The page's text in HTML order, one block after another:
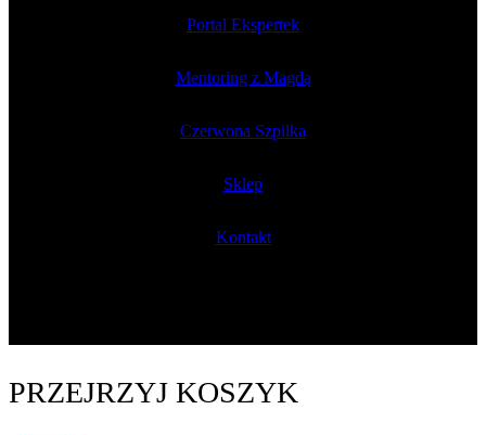
Portal Ekspertek
Mentoring z Magdą
Czerwona Szpilka
Sklep
Kontakt
PRZEJRZYJ KOSZYK